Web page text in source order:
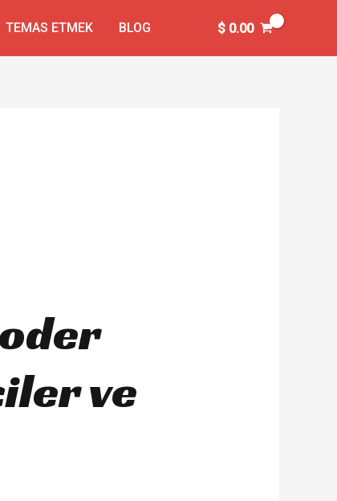
TEMAS ETMEK BLOG $0.00
ve